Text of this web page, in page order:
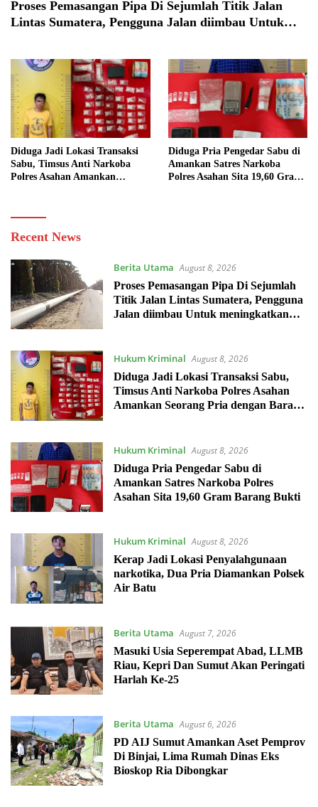
Proses Pemasangan Pipa Di Sejumlah Titik Jalan
Lintas Sumatera, Pengguna Jalan diimbau Untuk
Diduga Jadi Lokasi Transaksi
Sabu, Timsus Anti Narkoba
Polres Asahan Amankan
Diduga Pria Pengedar Sabu di
Amankan Satres Narkoba
Polres Asahan Sita 19,60 Gram
Bisanews.id
Recent News
Berita Utama August 8, 2026
Proses Pemasangan Pipa Di Sejumlah
Titik Jalan Lintas Sumatera, Pengguna
Jalan diimbau Untuk meningkatkan
Hukum Kriminal August 8, 2026
Diduga Jadi Lokasi Transaksi Sabu,
Timsus Anti Narkoba Polres Asahan
Amankan Seorang Pria dengan Barang
Hukum Kriminal August 8, 2026
Diduga Pria Pengedar Sabu di
Amankan Satres Narkoba Polres
Asahan Sita 19,60 Gram Barang Bukti
Hukum Kriminal August 8, 2026
Kerap Jadi Lokasi Penyalahgunaan
narkotika, Dua Pria Diamankan Polsek
Air Batu
Berita Utama August 7, 2026
Masuki Usia Seperempat Abad, LLMB
Riau, Kepri Dan Sumut Akan Peringati
Harlah Ke-25
Berita Utama August 6, 2026
PD AIJ Sumut Amankan Aset Pemprov
Di Binjai, Lima Rumah Dinas Eks
Bioskop Ria Dibongkar